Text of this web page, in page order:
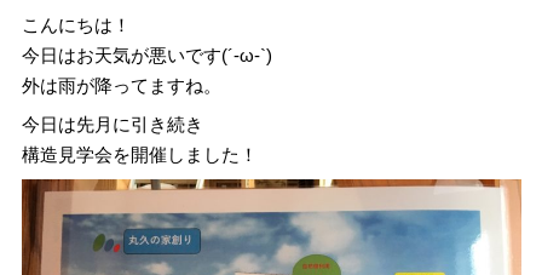
こんにちは！
今日はお天気が悪いです(´-ω-`)
外は雨が降ってますね。
今日は先月に引き続き
構造見学会を開催しました！